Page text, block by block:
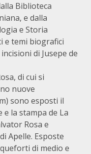
Biblioteca
e dalla
e Storia
e temi biografici
di Jusepe de
di cui si
nuove
sono esposti il
la stampa de La
Rosa e
Apelle. Esposte
di medio e